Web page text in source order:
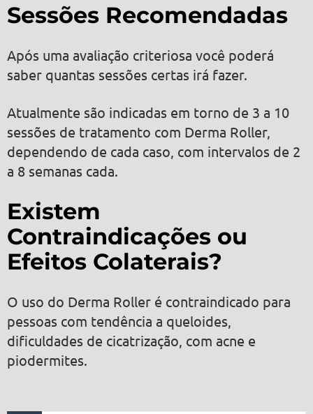
Sessões Recomendadas
Após uma avaliação criteriosa você poderá
saber quantas sessões certas irá fazer.
Atualmente são indicadas em torno de 3 a 10
sessões de tratamento com Derma Roller,
dependendo de cada caso, com intervalos de 2
a 8 semanas cada.
Existem
Contraindicações ou
Efeitos Colaterais?
O uso do Derma Roller é contraindicado para
pessoas com tendência a queloides,
dificuldades de cicatrização, com acne e
piodermites.